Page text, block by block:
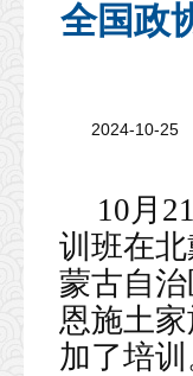
全国政
2024-10-25
10月
训班在
蒙古自
恩施土
加了培训